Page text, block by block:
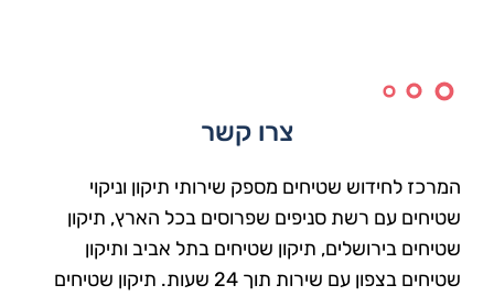
צרו קשר
המרכז לחידוש שטיחים מספק שירותי תיקון וניקוי
שטיחים עם רשת סניפים שפרוסים בכל הארץ, תיקון
שטיחים בירושלים, תיקון שטיחים בתל אביב ותיקון
שטיחים בצפון עם שירות תוך 24 שעות. תיקון שטיחים